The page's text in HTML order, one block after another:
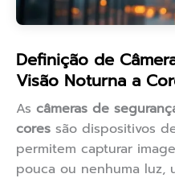
Definição de
Visão Noturna a
As câmeras de
cores são dispositivos
permitem capturar
pouca ou nenhuma luz,